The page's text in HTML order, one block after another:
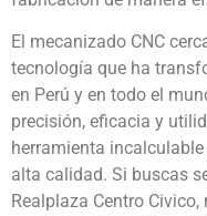
El mecanizado CNC
tecnología que ha
en Perú y en todo el
precisión, eficacia y
herramienta
alta calidad. Si buscas
Realplaza Centro